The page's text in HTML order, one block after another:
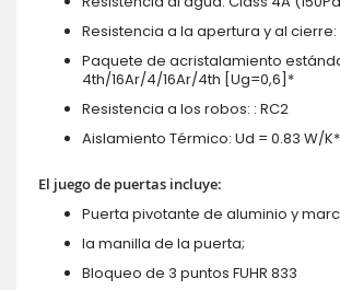
Resistencia a la apertura y al cierre:
Paquete de acristalamiento
4th/16Ar/4/16Ar/4th [Ug=0,6]*
Resistencia a los robos: : RC2
Aislamiento Térmico: Ud = 0.83 W/
El juego de puertas incluye:
Puerta pivotante de aluminio y
la manilla de la puerta;
Bloqueo de 3 puntos FUHR 833